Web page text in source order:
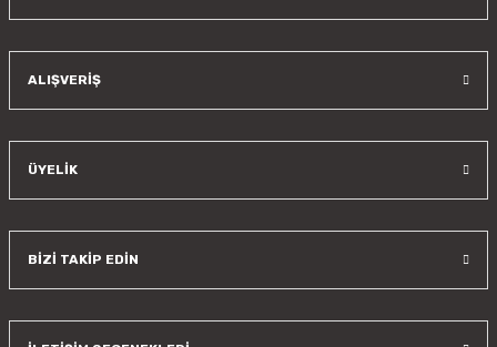
ALIŞVERİŞ
ÜYELİK
BİZİ TAKİP EDİN